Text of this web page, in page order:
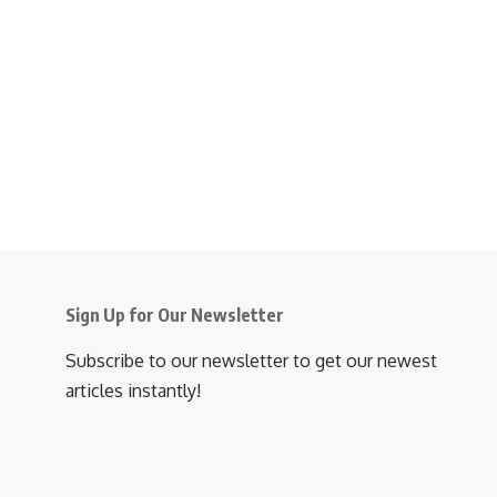
Sign Up for Our Newsletter
Subscribe to our newsletter to get our newest
articles instantly!